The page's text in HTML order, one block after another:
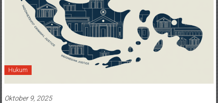
Hukum
Oktober 9, 2025